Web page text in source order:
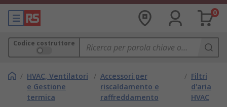
0
Codice costruttore
/ HVAC, Ventilatori
e Gestione
termica
/ Accessori per
riscaldamento e
raffreddamento
/ Filtri
d'aria
HVAC